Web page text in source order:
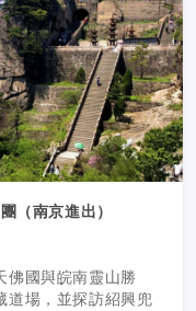
（南京進出）
佛國與皖南靈山勝
道場，並探訪紹興兜